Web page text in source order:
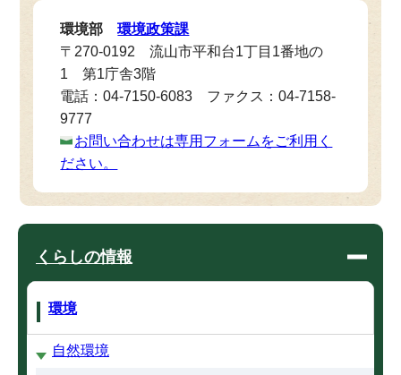
環境部環境政策課
〒270-0192 流山市平和台1丁目1番地の
1 第1庁舎3階
電話：04-7150-6083 ファクス：04-7158-
9777
お問い合わせは専用フォームをご利用く
ださい。
くらしの情報
環境
自然環境